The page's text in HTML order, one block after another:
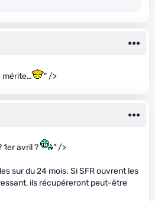
mérite… " />
1er avril ? " />
sur du 24 mois. Si SFR ouvrent les
ils récupéreront peut-être